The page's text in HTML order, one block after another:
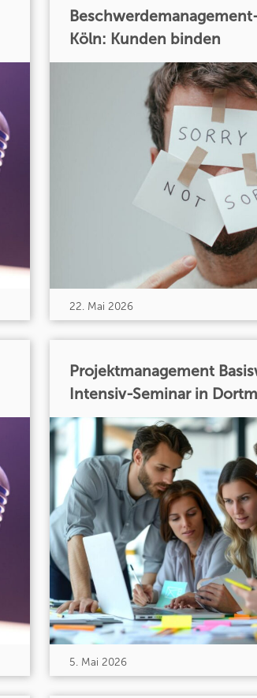
Köln: Kunden binden
22. Mai 2026
Projektmanagement
Intensiv-Seminar in
5. Mai 2026